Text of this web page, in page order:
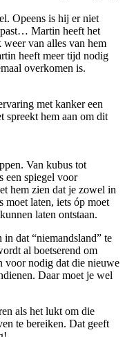
Opeens is hij er niet
Martin heeft het
van alles van hem
heeft meer tijd nodig
overkomen is.
met kanker een
hem aan om dit
Van kubus tot
een spiegel voor
hem zien dat je zowel in
moet laten, iets óp moet
laten ontstaan.
dat “niemandsland” te
al boetserend om
voor nodig dat die nieuwe
Daar moet je wel
als het lukt om die
te bereiken. Dat geeft